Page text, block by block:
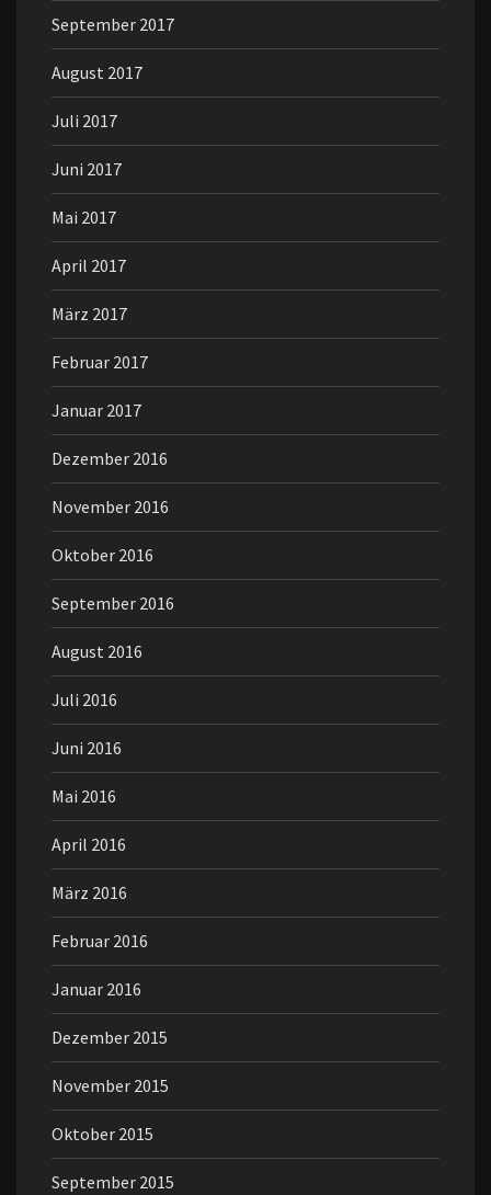
September 2017
August 2017
Juli 2017
Juni 2017
Mai 2017
April 2017
März 2017
Februar 2017
Januar 2017
Dezember 2016
November 2016
Oktober 2016
September 2016
August 2016
Juli 2016
Juni 2016
Mai 2016
April 2016
März 2016
Februar 2016
Januar 2016
Dezember 2015
November 2015
Oktober 2015
September 2015